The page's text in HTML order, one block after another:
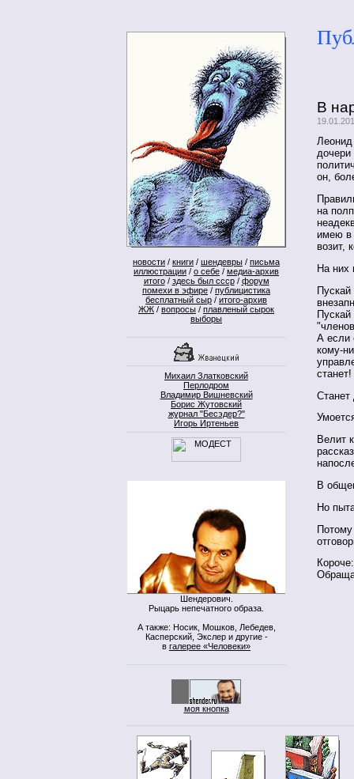
новости / книги / шендевры / письма
иллюстрации / о себе / медиа-архив
итого/ здесь был ссср/ форум
помехи в эфире / публицистика
бесплатный сыр / итого-архив
ЖЖ / вопросы / плавленый сырок
выборы
Михаил Златковский
Перлодром
Владимир Вишневский
Борис Жутовский
журнал "Бесэдер?"
Игорь Иртеньев
Шендерович.
Рыцарь непечатного образа.
А также: Носик, Мошков, Лебедев,
Касперский, Экслер и другие -
в галерее «Человеки»
моя кнопка
В
дочери
он,
на
имею в
возит,
На них
А если
кому-
станет!
Станет
Велит
В
Но
Потому